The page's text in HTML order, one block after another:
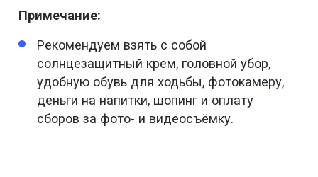
Примечание:
Рекомендуем взять с собой
солнцезащитный крем, головной убор,
удобную обувь для ходьбы, фотокамеру,
деньги на напитки, шопинг и оплату
сборов за фото- и видеосъёмку.